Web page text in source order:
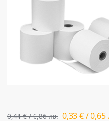
0,44€ /0,86лв. 0,33€/0,65